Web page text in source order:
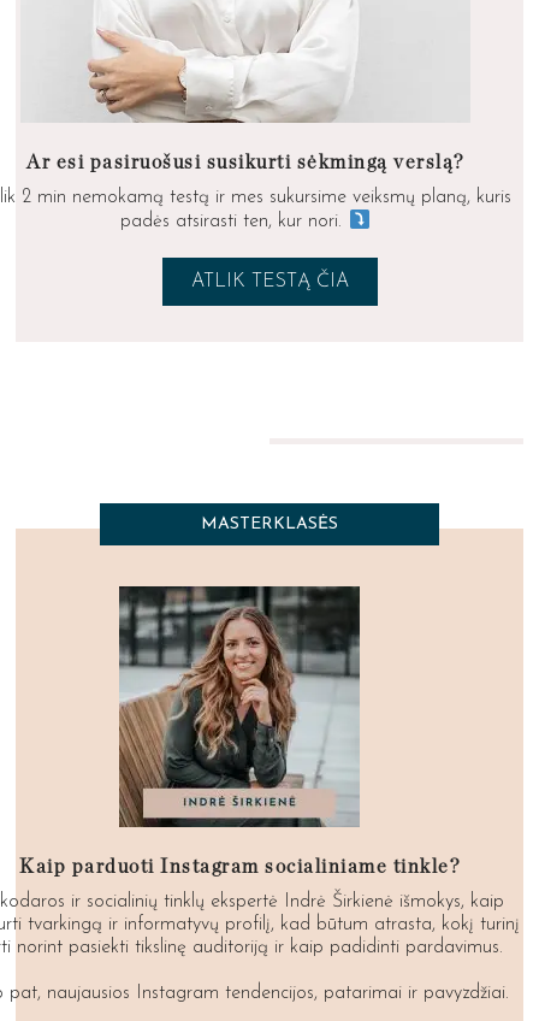
Ar esi pasiruošusi susikurti sėkmingą verslą?
2 min nemokamą testą ir mes sukursime veiksmų planą, kuris
padės atsirasti ten, kur nori.
ATLIK TESTĄ ČIA
MASTERKLASĖS
Kaip parduoti Instagram socialiniame tinkle?
ir socialinių tinklų ekspertė Indrė Širkienė išmokys, kaip
tvarkingą ir informatyvų profilį, kad būtum atrasta, kokį turinį
norint pasiekti tikslinę auditoriją ir kaip padidinti pardavimus.
pat, naujausios Instagram tendencijos, patarimai ir pavyzdžiai.